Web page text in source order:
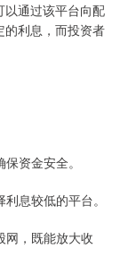
以通过该平台向配
的利息，而投资者
资金安全。
息较低的平台。
网，既能放大收